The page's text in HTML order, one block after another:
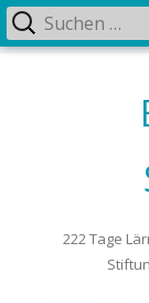
222 Tage
Primäres